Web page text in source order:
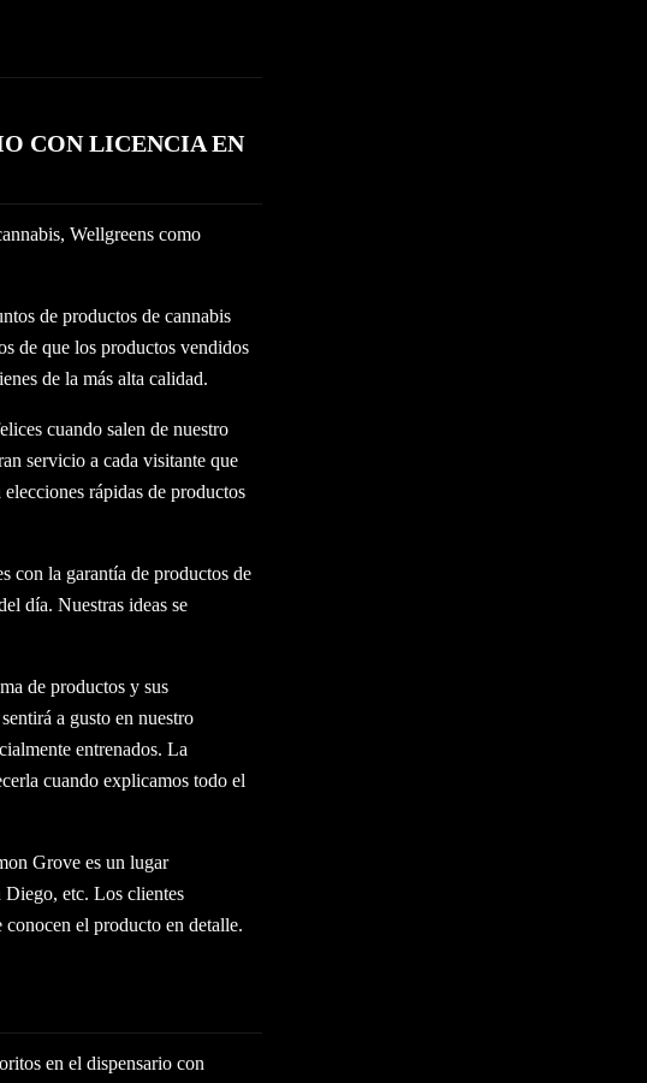
CON LICENCIA EN
Wellgreens como
de productos de cannabis
de que los productos vendidos
de la más alta calidad.
cuando salen de nuestro
servicio a cada visitante que
rápidas de productos
con la garantía de productos de
día. Nuestras ideas se
de productos y sus
a gusto en nuestro
entrenados. La
cuando explicamos todo el
Grove es un lugar
Diego, etc. Los clientes
el producto en detalle.
en el dispensario con